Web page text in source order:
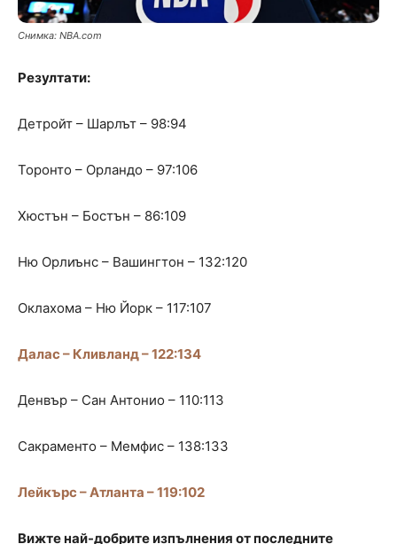
Снимка: NBA.com
Резултати:
Детройт – Шарлът – 98:94
Торонто – Орландо – 97:106
Хюстън – Бостън – 86:109
Ню Орлиънс – Вашингтон – 132:120
Оклахома – Ню Йорк – 117:107
Далас – Кливланд – 122:134
Денвър – Сан Антонио – 110:113
Сакраменто – Мемфис – 138:133
Лейкърс – Атланта – 119:102
Вижте най-добрите изпълнения от последните